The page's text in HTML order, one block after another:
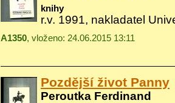
knihy
r.v. 1991, nakladatel
A1350, vloženo: 24.06.2015 13:11
Pozdější život Panny
Peroutka Ferdinand